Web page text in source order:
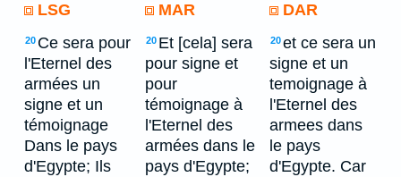
LSG
MAR DAR
20 Ce sera pour
l'Eternel des
armées un
signe et un
témoignage
Dans le pays
d'Egypte; Ils
20 Et [cela] sera
pour signe et
pour
témoignage à
l'Eternel des
armées dans le
pays d'Egypte;
20et ce sera un
signe et un
temoignage à
l'Eternel des
armees dans
le pays
d'Egypte. Car